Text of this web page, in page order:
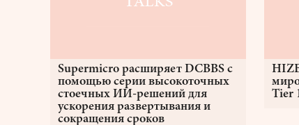
Supermicro расширяет DCBBS с
помощью серии высокоточных
стоечных ИИ-решений для
ускорения развертывания и
сокращения сроков
Tier